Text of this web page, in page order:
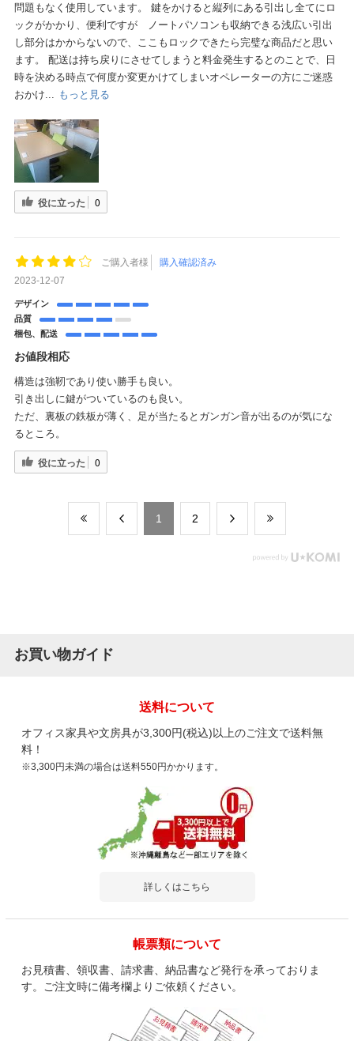
問題もなく使用しています。 鍵をかけると縦列にある引出し全てにロ
ックがかかり、便利ですが ノートパソコンも収納できる浅広い引出
し部分はかからないので、ここもロックできたら完璧な商品だと思い
ます。 配送は持ち戻りにさせてしまうと料金発生するとのことで、日
時を決める時点で何度か変更かけてしまいオペレーターの方にご迷惑
おかけ...
もっと見る
役に立った 0
ご購入者様
購入確認済み
2023-12-07
デザイン
品質
梱包、配送
お値段相応
構造は強靭であり使い勝手も良い。
引き出しに鍵がついているのも良い。
ただ、裏板の鉄板が薄く、足が当たるとガンガン音が出るのが気にな
るところ。
役に立った 0
​1 ​2
お買い物ガイド
送料について
オフィス家具や文房具が3,300円(税込)以上のご注文で送料無
料！
※3,300円未満の場合は送料550円かかります。
詳しくはこちら
帳票類について
お見積書、領収書、請求書、納品書など発行を承っておりま
す。ご注文時に備考欄よりご依頼ください。